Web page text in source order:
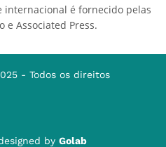
internacional é fornecido pelas
e Associated Press.
- Todos os direitos
by Golab